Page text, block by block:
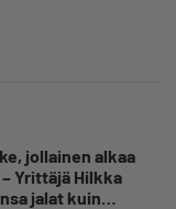
jollainen alkaa
Yrittäjä Hilkka
jalat kuin